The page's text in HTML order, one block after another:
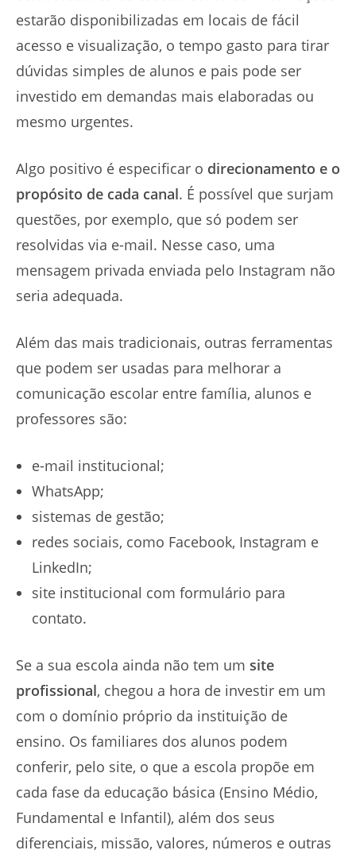
estarão disponibilizadas em locais de fácil
acesso e visualização, o tempo gasto para tirar
dúvidas simples de alunos e pais pode ser
investido em demandas mais elaboradas ou
mesmo urgentes.
Algo positivo é especificar o direcionamento e o
propósito de cada canal. É possível que surjam
questões, por exemplo, que só podem ser
resolvidas via e-mail. Nesse caso, uma
mensagem privada enviada pelo Instagram não
seria adequada.
Além das mais tradicionais, outras ferramentas
que podem ser usadas para melhorar a
comunicação escolar entre família, alunos e
professores são:
e-mail institucional;
WhatsApp;
sistemas de gestão;
redes sociais, como Facebook, Instagram e
LinkedIn;
site institucional com formulário para
contato.
Se a sua escola ainda não tem um site
profissional, chegou a hora de investir em um
com o domínio próprio da instituição de
ensino. Os familiares dos alunos podem
conferir, pelo site, o que a escola propõe em
cada fase da educação básica (Ensino Médio,
Fundamental e Infantil), além dos seus
diferenciais, missão, valores, números e outras